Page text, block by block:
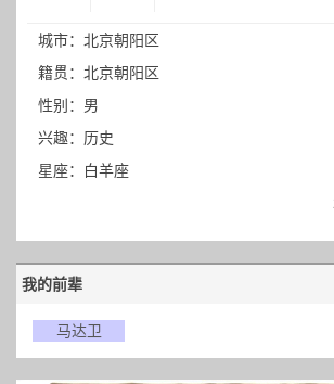
城市：北京朝阳区
籍贯：北京朝阳区
性别：男
兴趣：历史
星座：白羊座
我的前辈
马达卫